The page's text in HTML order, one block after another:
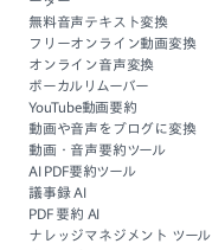
無料音声テキスト変換
フリーオンライン動画変換
オンライン音声変換
ボーカルリムーバー
YouTube動画要約
動画や音声をブログに変換
動画・音声要約ツール
AI PDF要約ツール
議事録 AI
PDF 要約 AI
ナレッジマネジメント ツール